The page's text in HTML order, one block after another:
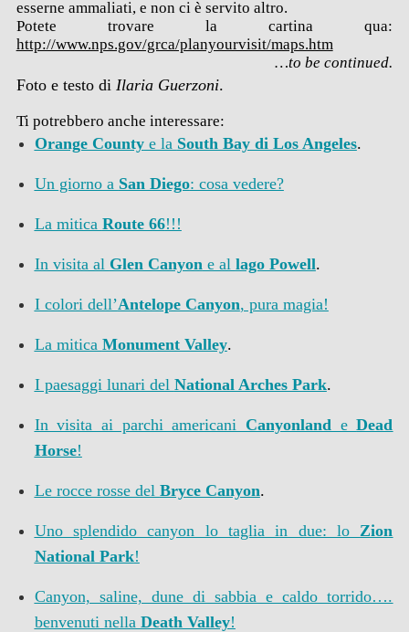
esserne ammaliati, e non ci è servito altro.
Potete trovare la cartina qua:
http://www.nps.gov/grca/planyourvisit/maps.htm
…to be continued.
Foto e testo di Ilaria Guerzoni.
Ti potrebbero anche interessare:
Orange Countye la South Bay di Los Angeles.
Un giorno a San Diego: cosa vedere?
La mitica Route 66!!!
In visita al Glen Canyon e al lago Powell.
I colori dell’Antelope Canyon, pura magia!
La mitica Monument Valley.
I paesaggi lunari del National Arches Park.
In visita ai parchi americani Canyonland eDead
Horse!
Le rocce rosse del Bryce Canyon.
Uno splendido canyon lo taglia in due: lo Zion
National Park!
Canyon, saline, dune di sabbia e caldo torrido….
benvenuti nella Death Valley!